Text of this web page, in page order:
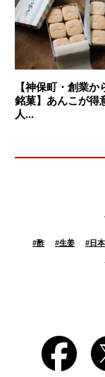
【神保町・創業か
銘菓】あんこが得
人...
#酢 #生姜 #日